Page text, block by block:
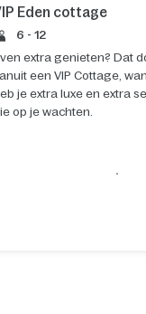
Eden cottage
6 - 12
extra genieten? Dat
een VIP Cottage,
je extra luxe en extra
op je wachten.